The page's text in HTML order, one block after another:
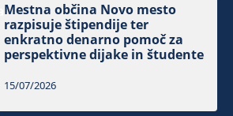
Mestna občina Novo mesto
razpisuje štipendije ter
enkratno denarno pomoč za
perspektivne dijake in študente
15/07/2026